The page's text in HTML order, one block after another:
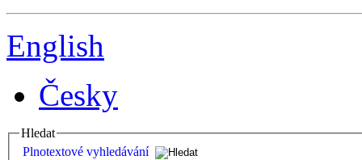
English
Česky
Hledat
Plnotextové vyhledávání